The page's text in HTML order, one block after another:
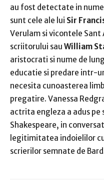
au fost detectate in
sunt cele ale lui Sir
Verulam si vicontele Sant
scriitorului sau William
aristocrati si nume de
educatie si predare intr-
necesita cunoasterea
pregatire. Vanessa
actrita engleza a adus pe
Shakespeare, in
legitimitatea indoielilor
scrierilor semnate de